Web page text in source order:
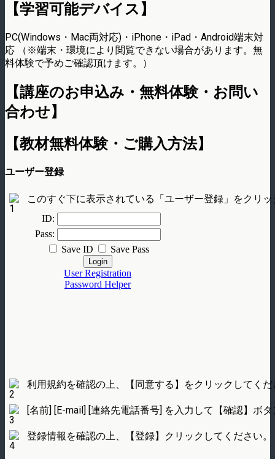
【学習可能デバイス】
PC(Windows・Mac両対応)・iPhone・iPad・Android端末対
応 （※端末・環境により閲覧できない場合があります。無
料体験で予めご確認頂けます。）
【講座のお申込み・無料体験・お問い
合わせ】
【教材無料体験・ご購入方法】
ユーザー登録
このすぐ下に表示されている「ユーザー登録」をクリ
利用規約を確認の上、【同意する】をクリックしてくだ
[名前] [E-mail] [連絡先電話番号] を入力して【確認】ボ
登録情報を確認の上、【登録】クリックしてください。